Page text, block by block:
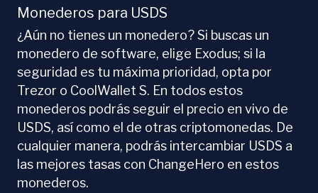
Monederos para USDS
¿Aún no tienes un monedero? Si buscas un
monedero de software, elige Exodus; si la
seguridad es tu máxima prioridad, opta por
Trezor o CoolWallet S. En todos estos
monederos podrás seguir el precio en vivo de
USDS, así como el de otras criptomonedas. De
cualquier manera, podrás intercambiar USDS a
las mejores tasas con ChangeHero en estos
monederos.